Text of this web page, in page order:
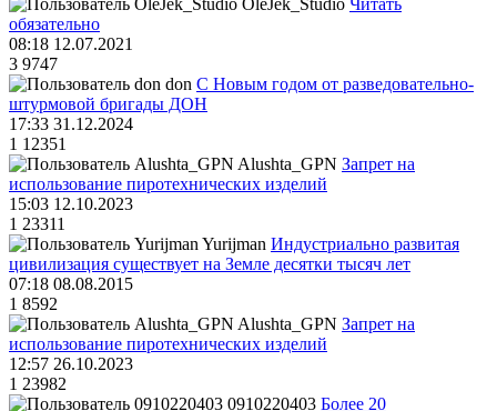
OleJek_Studio Читать
обязательно
08:18 12.07.2021
3 9747
don С Новым годом от разведовательно-
штурмовой бригады ДОН
17:33 31.12.2024
1 12351
Alushta_GPN Запрет на
использование пиротехнических изделий
15:03 12.10.2023
1 23311
Yurijman Индустриально развитая
цивилизация существует на Земле десятки тысяч лет
07:18 08.08.2015
1 8592
Alushta_GPN Запрет на
использование пиротехнических изделий
12:57 26.10.2023
1 23982
0910220403 Более 20